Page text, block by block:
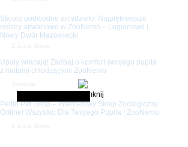
Stwórz podwodne arcydzieło: Najpiękniejsze
rośliny akwariowe w ZooNemo – Legionowo i
Nowy Dwór Mazowiecki
Upały wracają! Zadbaj o komfort swojego pupila
z matami chłodzącymi ZooNemo
Petito Pet Shop – Internetowy Sklep Zoologiczny
Online! Wszystko Dla Twojego Pupila | ZooNemo